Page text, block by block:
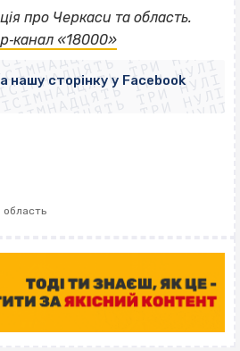
про Черкаси та область.
«18000»ТРИ НУЛІ
ТРИ НУЛІ
ТРИ НУЛІ
ТРИ НУЛІ
ТРИ НУЛІ
ТРИ НУЛІ
ВІСІМНАДЦЯТЬ ТРИ НУЛІ
ВІСІМНАДЦЯТЬ ТРИ НУЛІ
нашу сторінку у Facebook
область